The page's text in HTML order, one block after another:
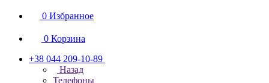
0 Избранное
0 Корзина
+38 044 209-10-89
Назад
Телефоны